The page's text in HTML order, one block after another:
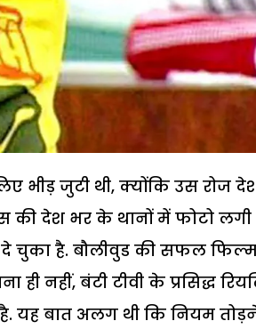
भीड़ जुटी थी, क्योंकि उस रोज
की देश भर के थानों में फोटो लगी
दे चुका है. बौलीवुड की सफल
नहीं, बंटी टीवी के प्रसिद्ध
यह बात अलग थी कि नियम